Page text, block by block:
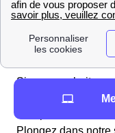
département 2.
Trouvez les
Lesquielles-Saint-
Si vous souhaitez
faire une opinion